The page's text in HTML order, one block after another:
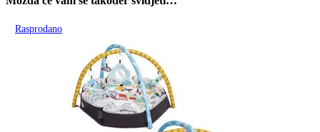
Rasprodano